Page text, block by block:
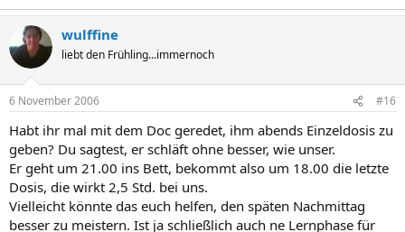
wulffine
liebt den Frühling...immernoch
6 November 2006 #16
Habt ihr mal mit dem Doc geredet, ihm abends Einzeldosis zu
geben? Du sagtest, er schläft ohne besser, wie unser.
Er geht um 21.00 ins Bett, bekommt also um 18.00 die letzte
Dosis, die wirkt 2,5 Std. bei uns.
Vielleicht könnte das euch helfen, den späten Nachmittag
besser zu meistern. Ist ja schließlich auch ne Lernphase für